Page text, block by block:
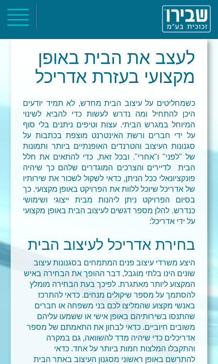
ראשי
אודות
פרוייקטים
צור קשר
לעצב את הבית באופן
מקצועי בעזרת אדריכל
כשמחליטים על עיצוב הבית מחדש, לא תמיד יודעים
היכן להתחיל ומה נדרש לעשות כדי להביא לשינוי
המיוחל במגרש הביתי. עצות וטיפים ניתנים בלי סוף
על ידי חברים ורשת האינטרנט מוצפת בכתבות על
סגנונות העיצוב והטרנדים האופנתיים ביותר ותמונות
של "לפני" ו"אחרי". ובכל זאת, כדי להתאים את חלל
הבית לדיירים והצרכים המוגדרים שלהם כך שיהיה
פונקציונאלי ככל הניתן, כדאי לשקול לשכור את שירותיו
של אדריכל שיוכל ללוות את הפרויקט באופן מקצועי. כך
בסיום הפרויקט ניתן ליהנות מבית ייצוגי ושימושי
כנדרש. להלן מספר דגשים לעיצוב הבית באופן מקצועי
על ידי אדריכל:
בחירת אדריכל לעיצוב הבית
היצע משרדי עיצוב פנים המתמחים בסגנונות עיצוב
שונים הינו בלתי מוגבל, דבר ההופך את הבחירה באיש
המקצוע ליותר מאתגרת. לפיכך בעת הבחירה מומלץ
להסתמך על מספר שיקולים מנחים. כדאי להתרכז
באנשי מקצוע שהמליצו לכם בני משפחה או חברים
שהתנסו בשירותיהם באופן אישי או ששמעו עליהם
משובים חיוביים. כדאי לבחון את התאמתם של מספר
אדריכלים כדי שיהיה מדד להשוואה, גם במקרה
והתקבלו המלצות חמות ביותר על אחד. כדאי
להתרשם באופן ראשוני מסגנון העיצוב באתר הבית